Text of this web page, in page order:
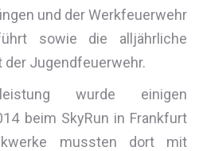
und der Werkfeuerwehr
sowie die alljährliche
Jugendfeuerwehr.
wurde einigen
beim SkyRun in Frankfurt
mussten dort mit